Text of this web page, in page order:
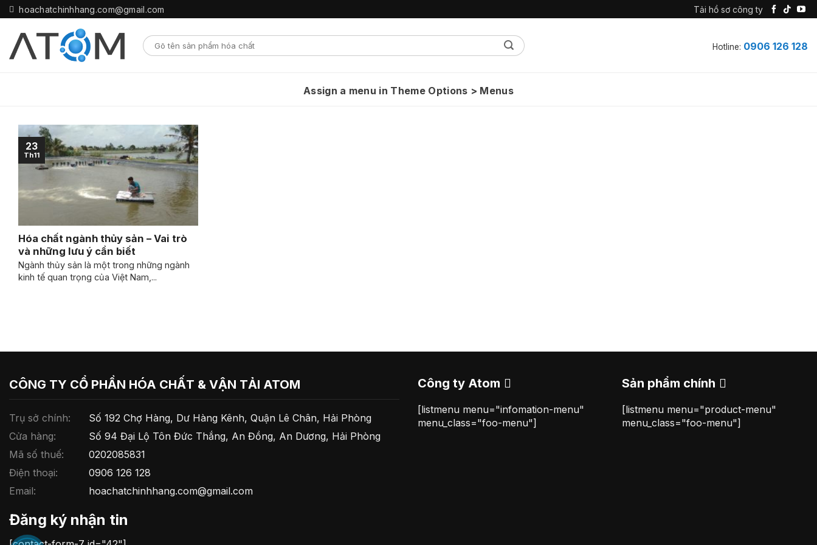
Skip
to
content
hoachatchinhhang.com@gmail.com Tải hồ sơ công ty
Hotline: 0906 126 128
Assign a menu in Theme Options > Menus
Hóa chất ngành thủy sản – Vai trò
và những lưu ý cần biết
Ngành thủy sản là một trong những ngành
kinh tế quan trọng của Việt Nam,...
23
Th11
CÔNG TY CỔ PHẦN HÓA CHẤT & VẬN TẢI ATOM
Trụ sở chính:
Số 192 Chợ Hàng, Dư Hàng Kênh, Quận Lê Chân, Hải Phòng
Cửa hàng:
Số 94 Đại Lộ Tôn Đức Thắng, An Đồng, An Dương, Hải Phòng
Mã số thuế:
0202085831
Điện thoại:
0906 126 128
Email:
hoachatchinhhang.com@gmail.com
Đăng ký nhận tin
Công ty Atom
[listmenu menu="infomation-menu"
menu_class="foo-menu"]
Sản phẩm chính
[listmenu menu="product-menu"
menu_class="foo-menu"]